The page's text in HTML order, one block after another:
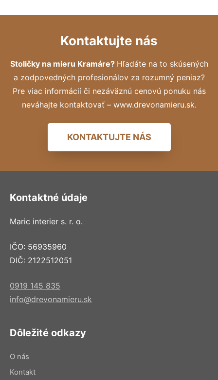
Kontaktujte nás
Stoličky na mieru Kramáre? Hľadáte na to skúsených
a zodpovedných profesionálov za rozumný peniaz?
Pre viac informácií či nezáväznú cenovú ponuku nás
neváhajte kontaktovať – www.drevonamieru.sk.
KONTAKTUJTE NÁS
Kontaktné údaje
Maric interier s. r. o.
IČO: 56935960
DIČ: 2122512051
0919 145 835
info@drevonamieru.sk
Dôležité odkazy
O nás
Kontakt